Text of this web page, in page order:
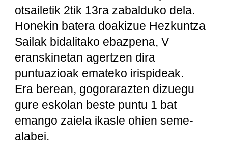
otsailetik 2tik 13ra zabalduko dela.
Honekin batera doakizue Hezkuntza
Sailak bidalitako ebazpena, V
eranskinetan agertzen dira
puntuazioak emateko irispideak.
Era berean, gogorarazten dizuegu
gure eskolan beste puntu 1 bat
emango zaiela ikasle ohien seme-
alabei.